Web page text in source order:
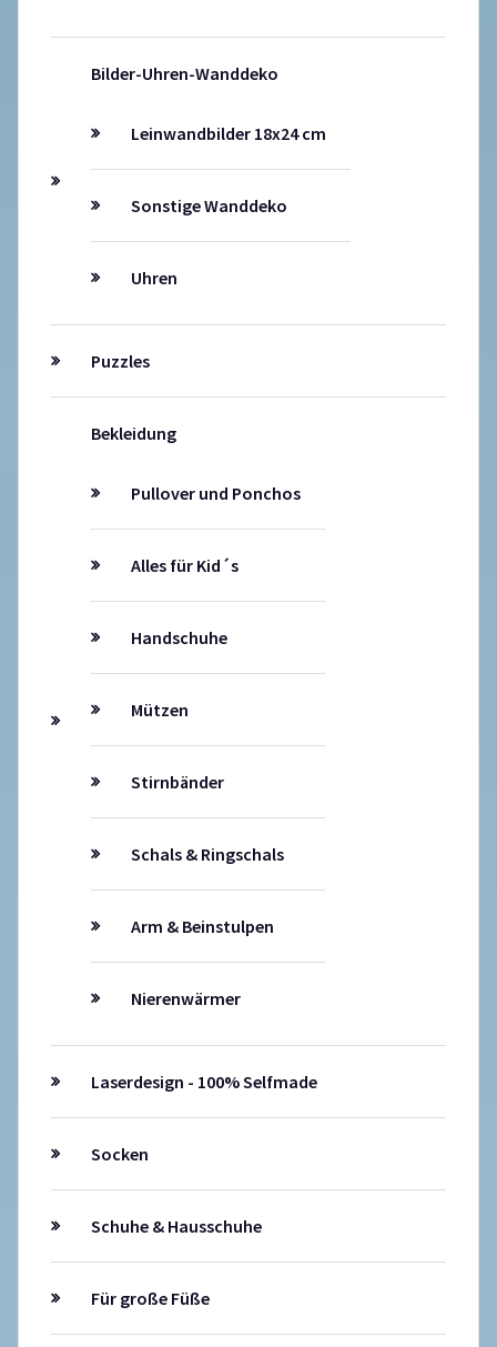
Bilder-Uhren-Wanddeko
Leinwandbilder 18x24 cm
Sonstige Wanddeko
Uhren
Puzzles
Bekleidung
Pullover und Ponchos
Alles für Kid´s
Handschuhe
Mützen
Stirnbänder
Schals & Ringschals
Arm & Beinstulpen
Nierenwärmer
Laserdesign - 100% Selfmade
Socken
Schuhe & Hausschuhe
Für große Füße